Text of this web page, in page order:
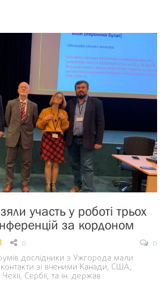
участь у роботі трьох
за кордоном
0
0
дослідники з Ужгорода мали
зі вченими Канади, США,
Сербії, та ін. держав